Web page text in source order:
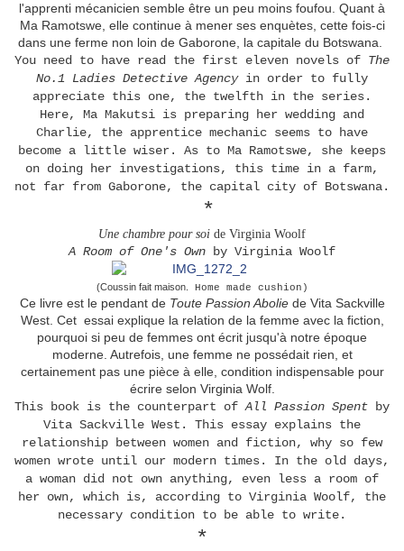
l'apprenti mécanicien semble être un peu moins foufou. Quant à
Ma Ramotswe, elle continue à mener ses enquètes, cette fois-ci
dans une ferme non loin de Gaborone, la capitale du Botswana.
You need to have read the first eleven novels of The
No.1 Ladies Detective Agencyin order to fully
appreciate this one, the twelfth in the series.
Here, Ma Makutsi is preparing her wedding and
Charlie, the apprentice mechanic seems to have
become a little wiser. As to Ma Ramotswe, she keeps
on doing her investigations, this time in a farm,
not far from Gaborone, the capital city of Botswana.
*
Une chambre pour soi de Virginia Woolf
A Room of One's Own by Virginia Woolf
(Coussin fait maison. Home made cushion)
Ce livre est le pendant de Toute Passion Abolie de Vita Sackville
West. Cet essai explique la relation de la femme avec la fiction,
pourquoi si peu de femmes ont écrit jusqu'à notre époque
moderne. Autrefois, une femme ne possédait rien, et
certainement pas une pièce à elle, condition indispensable pour
écrire selon Virginia Wolf.
This book is the counterpart ofAll Passion Spent by
Vita Sackville West. This essay explains the
relationship between women and fiction, why so few
women wrote until our modern times. In the old days,
a woman did not own anything, even less a room of
her own, which is, according to Virginia Woolf, the
necessary condition to be able to write.
*